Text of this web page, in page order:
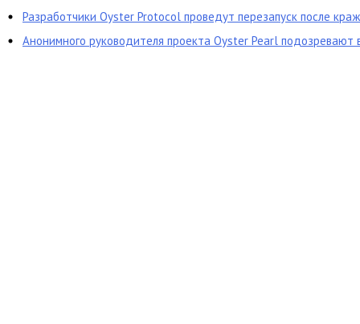
Разработчики Oyster Protocol проведут перезапуск после
Анонимного руководителя проекта Oyster Pearl подозревают